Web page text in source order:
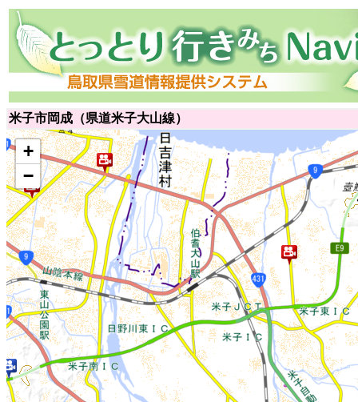
米子市岡成（県道米子大山線）
+
−